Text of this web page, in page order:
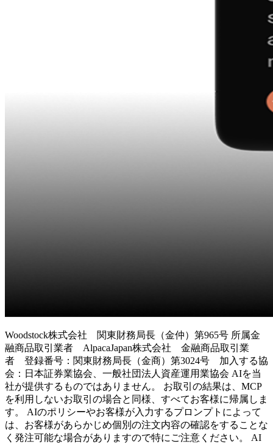
Woodstock株式会社 関東財務局長（金仲）第965号 所属金
融商品取引業者 AlpacaJapan株式会社 金融商品取引業
者 登録番号：関東財務局長（金商）第3024号 加入する協
会：日本証券業協会、一般社団法人資産運用業協会 AIを当
社が提供するものではありません。 お取引の結果は、MCP
を利用しないお取引の場合と同様、すべてお客様に帰属しま
す。 AIのポリシーやお客様が入力するプロンプトによって
は、お客様があらかじめ個別の注文内容の確認をすることな
く発注可能な場合がありますので特にご注意ください。 AI